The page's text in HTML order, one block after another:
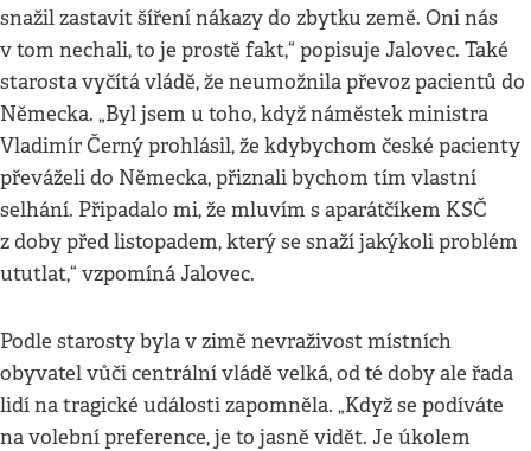
snažil zastavit šíření nákazy do zbytku země. Oni nás
v tom nechali, to je prostě fakt,“ popisuje Jalovec. Také
starosta vyčítá vládě, že neumožnila převoz pacientů do
Německa. „Byl jsem u toho, když náměstek ministra
Vladimír Černý prohlásil, že kdybychom české pacienty
převáželi do Německa, přiznali bychom tím vlastní
selhání. Připadalo mi, že mluvím s aparátčíkem KSČ
z doby před listopadem, který se snaží jakýkoli problém
ututlat,“ vzpomíná Jalovec.
Podle starosty byla v zimě nevraživost místních
obyvatel vůči centrální vládě velká, od té doby ale řada
lidí na tragické události zapomněla. „Když se podíváte
na volební preference, je to jasně vidět. Je úkolem